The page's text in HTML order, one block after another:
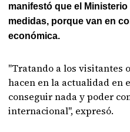
manifestó que el
medidas, porque van en
económica.
"Tratando a los visitantes
hacen en la actualidad en
conseguir nada y poder
internacional", expresó.